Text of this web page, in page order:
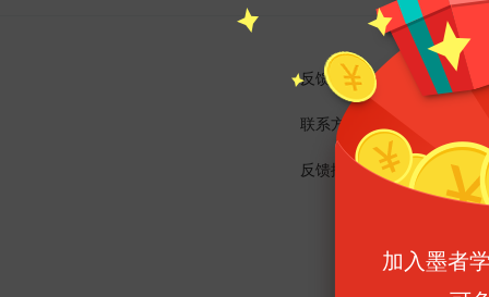
反馈标题:
联系方式:
反馈描述:
加入墨者